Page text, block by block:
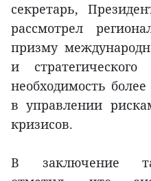
секретарь,
рассмотрел
призму
и
необходимость
в управлении
кризисов.
В заключение